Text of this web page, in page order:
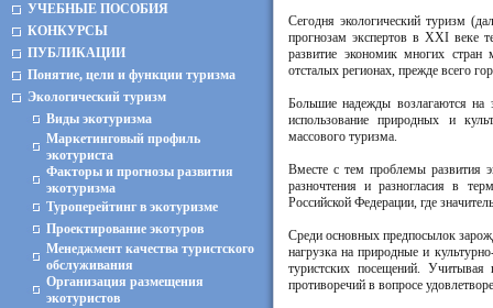
УЧЕБНЫЕ ПОСОБИЯ
КОНКУРСЫ
ПУБЛИКАЦИИ
Понятие, цели и функции туризма
Экологический туризм
Виды экотуризма
Маркетинговый профиль
экотуриста
Факторы и прогнозы развития
экотуризма
Туроперейтинг в экотуризме
Проектирование экотуров
Менеджмент качества туристского
обслуживания
Организация размещения
экотуристов
Сегодня экологический туризм
прогнозам экспертов в XXI веке
развитие экономик многих стран
отсталых регионах, прежде всего
Большие надежды возлагаются на
использование природных и
массового туризма.
Вместе с тем проблемы развития
разночтения и разногласия в
Российской Федерации, где
Среди основных предпосылок
нагрузка на природные и
туристских посещений. Учитывая
противоречий в вопросе